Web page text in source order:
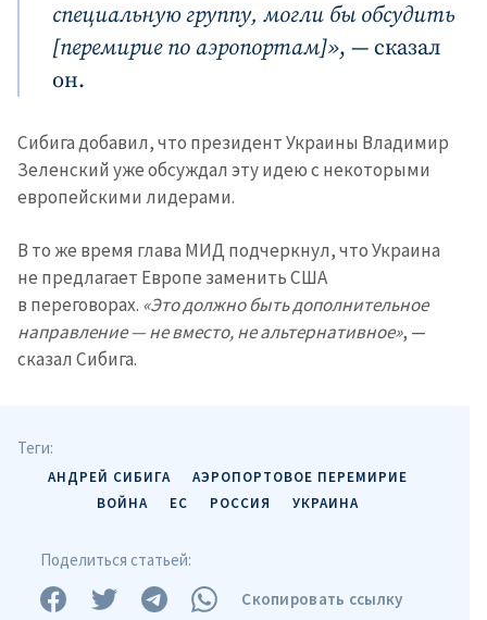
специальную группу, могли бы обсудить
[перемирие по аэропортам]», — сказал
он.
Сибига добавил, что президент Украины Владимир
Зеленский уже обсуждал эту идею с некоторыми
европейскими лидерами.
В то же время глава МИД подчеркнул, что Украина
не предлагает Европе заменить США
в переговорах. «Это должно быть дополнительное
направление — не вместо, не альтернативное», —
сказал Сибига.
Теги:
АНДРЕЙ СИБИГА
АЭРОПОРТОВОЕ ПЕРЕМИРИЕ
ВОЙНА
ЕС РОССИЯ УКРАИНА
Поделиться статьей:
Скопировать ссылку